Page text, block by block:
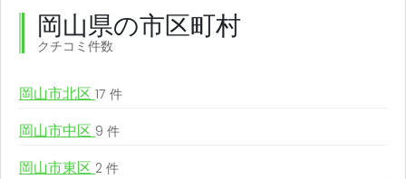
岡山県の市区町村
クチコミ件数
岡山市北区 17 件
岡山市中区 9 件
岡山市東区 2 件